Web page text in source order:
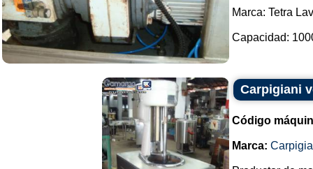
Marca: Tetra
Capacidad:
Carpigiani
Código
Marca: